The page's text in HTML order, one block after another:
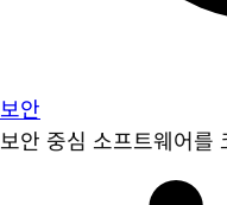
보안
보안 중심 소프트웨어를